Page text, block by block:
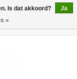
Is dat akkoord?
Ja
»